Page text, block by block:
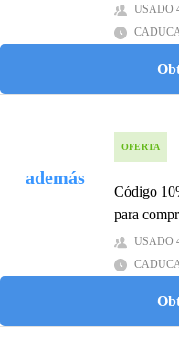
USADO
además
OFERTA
Códigо
pаrа
USADO